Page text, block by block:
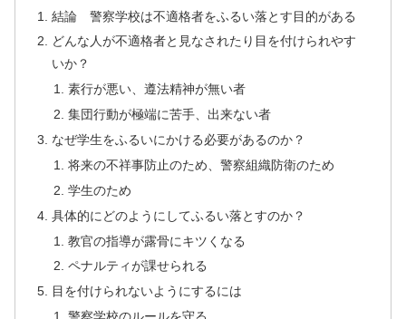
結論 警察学校は不適格者をふるい落とす目的がある
どんな人が不適格者と見なされたり目を付けられやす
いか？
素行が悪い、遵法精神が無い者
集団行動が極端に苦手、出来ない者
なぜ学生をふるいにかける必要があるのか？
将来の不祥事防止のため、警察組織防衛のため
学生のため
具体的にどのようにしてふるい落とすのか？
教官の指導が露骨にキツくなる
ペナルティが課せられる
目を付けられないようにするには